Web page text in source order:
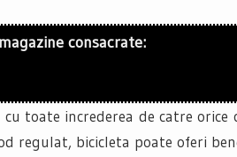
consacrate:
toate increderea de catre orice
regulat, bicicleta poate oferi